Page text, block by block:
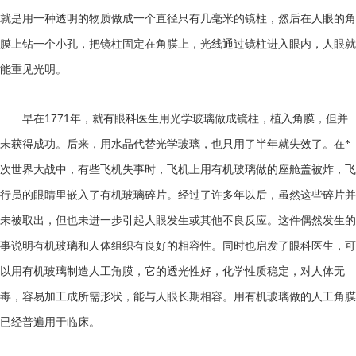
就是用一种透明的物质做成一个直径只有几毫米的镜柱，然后在人眼的角
膜上钻一个小孔，把镜柱固定在角膜上，光线通过镜柱进入眼内，人眼就
能重见光明。
早在1771 年，就有眼科医生用光学玻璃做成镜柱，植入角膜，但并
未获得成功。后来，用水晶代替光学玻璃，也只用了半年就失效了。在*
次世界大战中，有些飞机失事时，飞机上用有机玻璃做的座舱盖被炸，飞
行员的眼睛里嵌入了有机玻璃碎片。经过了许多年以后，虽然这些碎片并
未被取出，但也未进一步引起人眼发生或其他不良反应。这件偶然发生的
事说明有机玻璃和人体组织有良好的相容性。同时也启发了眼科医生，可
以用有机玻璃制造人工角膜，它的透光性好，化学性质稳定，对人体无
毒，容易加工成所需形状，能与人眼长期相容。用有机玻璃做的人工角膜
已经普遍用于临床。